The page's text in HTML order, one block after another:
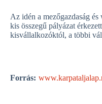
Az idén a mezőgazdaság
kis összegű pályázat
kisvállalkozóktól, a többi
Forrás: